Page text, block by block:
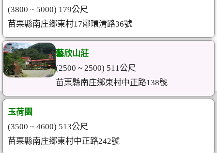
(3800 ~ 5000) 179公尺
苗栗縣南庄鄉東村17鄰環清路36號
藝欣山莊
(2500 ~ 2500) 511公尺
苗栗縣南庄鄉東村中正路138號
玉荷園
(3500 ~ 4600) 513公尺
苗栗縣南庄鄉東村中正路242號